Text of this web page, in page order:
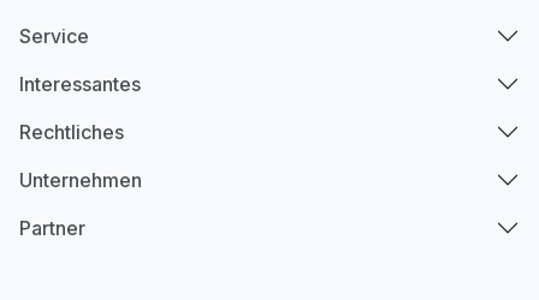
Service
Interessantes
Rechtliches
Unternehmen
Partner